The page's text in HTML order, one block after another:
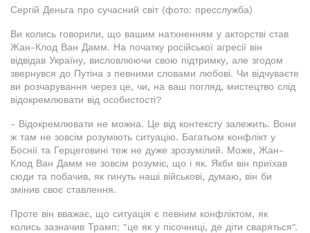
Сергій Деньга про сучасний світ (фото: пресслужба)
Ви колись говорили, що вашим натхненням у акторстві став
Жан-Клод Ван Дамм. На початку російської агресії він
відвідав Україну, висловлюючи свою підтримку, але згодом
звернувся до Путіна з певними словами любові. Чи відчуваєте
ви розчарування через це, чи, на ваш погляд, мистецтво слід
відокремлювати від особистості?
- Відокремлювати не можна. Це від контексту залежить. Вони
ж там не зовсім розуміють ситуацію. Багатьом конфлікт у
Боснії та Герцеговині теж не дуже зрозумілий. Може, Жан-
Клод Ван Дамм не зовсім розуміє, що і як. Якби він приїхав
сюди та побачив, як гинуть наші військові, думаю, він би
змінив своє ставлення.
Проте він вважає, що ситуація є певним конфліктом, як
колись зазначив Трамп: "це як у пісочниці, де діти сваряться".